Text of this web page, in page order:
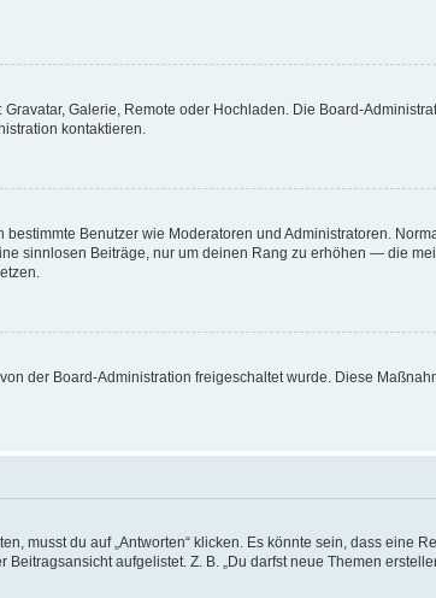
Galerie, Remote oder Hochladen. Die Board-
kontaktieren.
Benutzer wie Moderatoren und Administratoren.
sinnlosen Beiträge, nur um deinen Rang zu erhöhen — die
der Board-Administration freigeschaltet wurde. Diese
musst du auf „Antworten“ klicken. Es könnte sein, dass eine
aufgelistet. Z. B. „Du darfst neue Themen